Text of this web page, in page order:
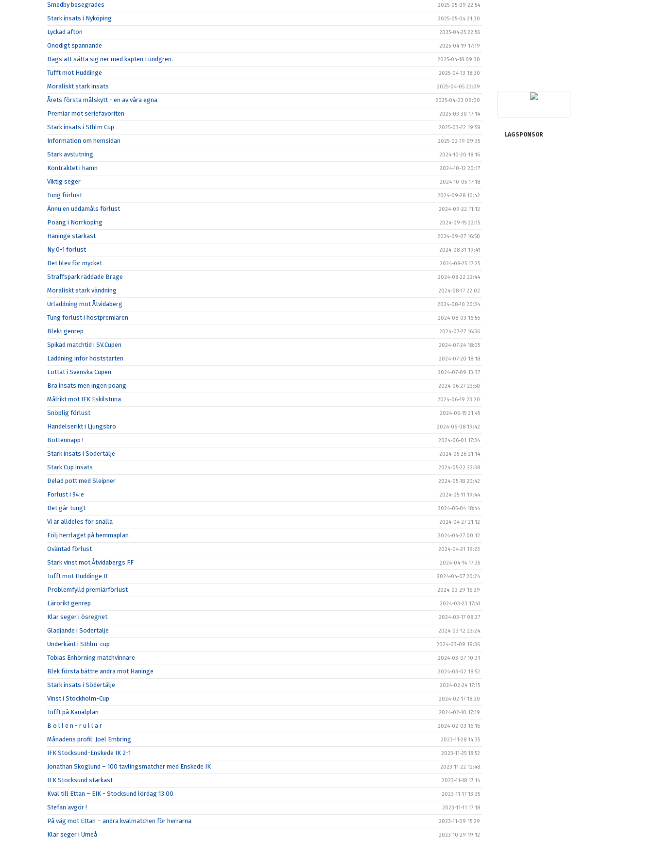
Smedby besegrades 2025-05-09 22:54
Stark insats i Nyköping 2025-05-04 21:30
Lyckad afton 2025-04-25 22:56
Onödigt spännande 2025-04-19 17:19
Dags att sätta sig ner med kapten Lundgren. 2025-04-18 09:30
Tufft mot Huddinge 2025-04-13 18:30
Moraliskt stark insats 2025-04-05 23:09
Årets första målskytt - en av våra egna 2025-04-03 09:00
Premiär mot seriefavoriten 2025-03-30 17:14
Stark insats i Sthlm Cup 2025-03-22 19:58
Information om hemsidan 2025-02-19 09:35
Stark avslutning 2024-10-20 18:16
Kontraktet i hamn 2024-10-12 20:17
Viktig seger 2024-10-05 17:18
Tung förlust 2024-09-28 10:42
Ännu en uddamåls förlust 2024-09-22 11:12
Poäng i Norrköping 2024-09-15 22:15
Haninge starkast 2024-09-07 16:50
Ny 0-1 förlust 2024-08-31 19:41
Det blev för mycket 2024-08-25 17:25
Straffspark räddade Brage 2024-08-22 22:44
Moraliskt stark vändning 2024-08-17 22:02
Urladdning mot Åtvidaberg 2024-08-10 20:34
Tung förlust i höstpremiären 2024-08-03 16:56
Blekt genrep 2024-07-27 16:36
Spikad matchtid i SV.Cupen 2024-07-24 18:05
Laddning inför höststarten 2024-07-20 18:18
Lottat i Svenska Cupen 2024-07-09 13:37
Bra insats men ingen poäng 2024-06-27 23:50
Målrikt mot IFK Eskilstuna 2024-06-19 23:20
Snöplig förlust 2024-06-15 21:45
Händelserikt i Ljungsbro 2024-06-08 19:42
Bottennapp ! 2024-06-01 17:34
Stark insats i Södertälje 2024-05-26 21:14
Stark Cup insats 2024-05-22 22:38
Delad pott med Sleipner 2024-05-18 20:42
Förlust i 94:e 2024-05-11 19:44
Det går tungt 2024-05-04 18:44
Vi är alldeles för snälla 2024-04-27 21:12
Följ herrlaget på hemmaplan 2024-04-27 00:12
Oväntad förlust 2024-04-21 19:23
Stark vinst mot Åtvidabergs FF 2024-04-14 17:35
Tufft mot Huddinge IF 2024-04-07 20:24
Problemfylld premiärförlust 2024-03-29 16:39
Lärorikt genrep 2024-03-23 17:41
Klar seger i ösregnet 2024-03-17 08:27
Glädjande i Södertälje 2024-03-12 23:24
Underkänt i Sthlm-cup 2024-03-09 19:36
Tobias Enhörning matchvinnare 2024-03-07 10:31
Blek första bättre andra mot Haninge 2024-03-02 18:52
Stark insats i Södertälje 2024-02-24 17:15
Vinst i Stockholm-Cup 2024-02-17 18:30
Tufft på Kanalplan 2024-02-10 17:19
B o l l e n - r u l l a r 2024-02-03 16:16
Månadens profil: Joel Embring 2023-11-28 14:35
IFK Stocksund-Enskede IK 2-1 2023-11-25 18:52
Jonathan Skoglund – 100 tävlingsmatcher med Enskede IK 2023-11-22 12:48
IFK Stocksund starkast 2023-11-18 17:14
Kval till Ettan – EIK - Stocksund lördag 13:00 2023-11-17 13:35
Stefan avgör ! 2023-11-11 17:18
På väg mot Ettan – andra kvalmatchen för herrarna 2023-11-09 15:29
Klar seger i Umeå 2023-10-29 19:12
LAGSPONSOR